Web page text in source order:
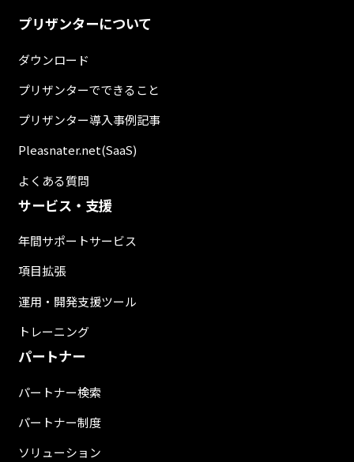
プリザンターについて
ダウンロード
プリザンターでできること
プリザンター導入事例記事
Pleasnater.net(SaaS)
よくある質問
サービス・支援
年間サポートサービス
項目拡張
運用・開発支援ツール
トレーニング
パートナー
パートナー検索
パートナー制度
ソリューション